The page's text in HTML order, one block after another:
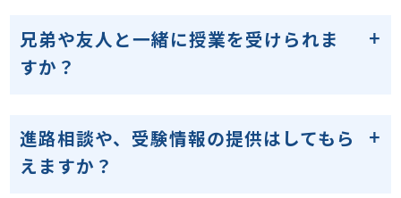
兄弟や友人と一緒に授業を受けられま
すか？
進路相談や、受験情報の提供はしてもら
えますか？